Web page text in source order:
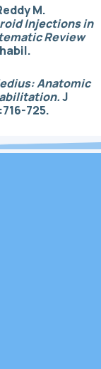
M.
Injections in
Review
Anatomic
J
725.